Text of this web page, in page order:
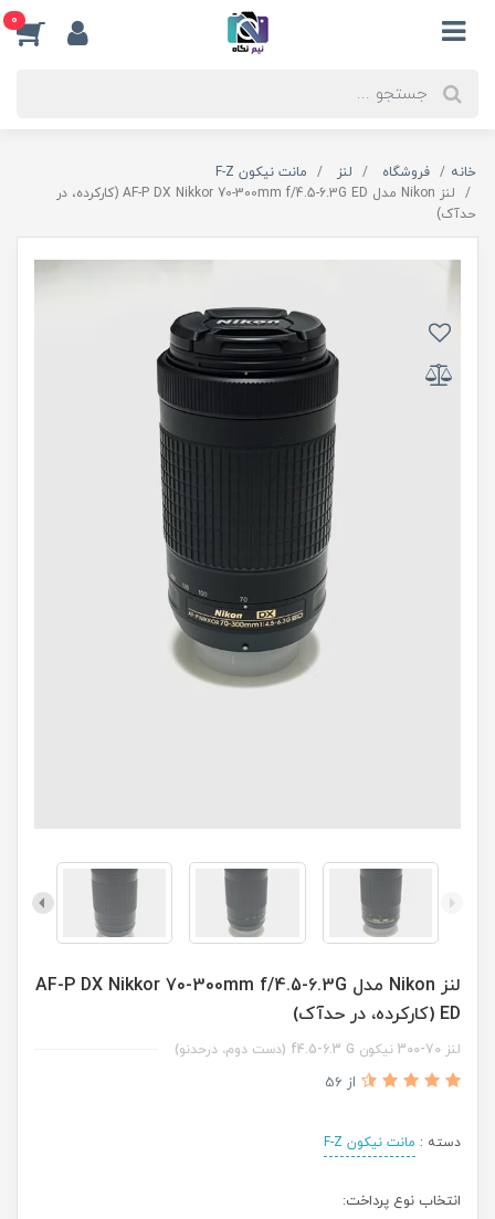
0
خانه فروشگاه لنز
مانت نیکون F-Z
لنز Nikon مدل AF-P DX Nikkor 70-300mm f/4.5-6.3G ED (کارکرده، در
حدآک)
لنز Nikon مدل AF-P DX Nikkor 70-300mm f/4.5-6.3G
ED (کارکرده، در حدآک)
لنز 70-300 نیکون f4.5-6.3 G (دست دوم، درحدنو)
از 56
دسته : مانت نیکون F-Z
انتخاب نوع پرداخت: